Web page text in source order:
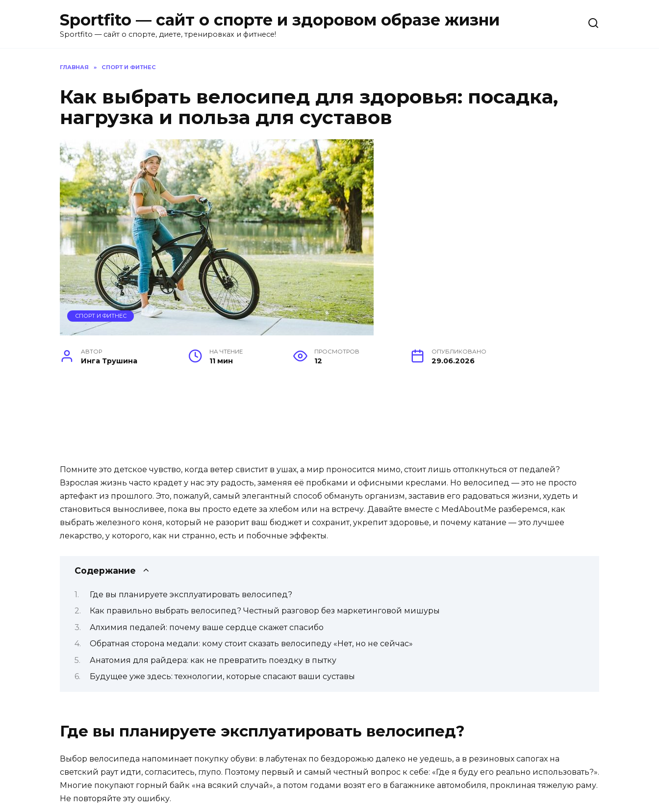
Sportfito — сайт о спорте и здоровом образе жизни
Sportfito — сайт о спорте, диете, тренировках и фитнесе!
ГЛАВНАЯ » СПОРТ И ФИТНЕС
Как выбрать велосипед для здоровья: посадка,
нагрузка и польза для суставов
СПОРТ И ФИТНЕС
АВТОР
Инга Трушина
НА ЧТЕНИЕ
11 мин
ПРОСМОТРОВ
12
ОПУБЛИКОВАНО
29.06.2026
Помните это детское чувство, когда ветер свистит в ушах, а мир проносится мимо, стоит лишь оттолкнуться от педалей?
Взрослая жизнь часто крадет у нас эту радость, заменяя её пробками и офисными креслами. Но велосипед — это не просто
артефакт из прошлого. Это, пожалуй, самый элегантный способ обмануть организм, заставив его радоваться жизни, худеть и
становиться выносливее, пока вы просто едете за хлебом или на встречу. Давайте вместе с MedAboutMe разберемся, как
выбрать железного коня, который не разорит ваш бюджет и сохранит, укрепит здоровье, и почему катание — это лучшее
лекарство, у которого, как ни странно, есть и побочные эффекты.
Содержание
Где вы планируете эксплуатировать велосипед?
Как правильно выбрать велосипед? Честный разговор без маркетинговой мишуры
Алхимия педалей: почему ваше сердце скажет спасибо
Обратная сторона медали: кому стоит сказать велосипеду «Нет, но не сейчас»
Анатомия для райдера: как не превратить поездку в пытку
Будущее уже здесь: технологии, которые спасают ваши суставы
Где вы планируете эксплуатировать велосипед?
Выбор велосипеда напоминает покупку обуви: в лабутенах по бездорожью далеко не уедешь, а в резиновых сапогах на
светский раут идти, согласитесь, глупо. Поэтому первый и самый честный вопрос к себе: «Где я буду его реально использовать?».
Многие покупают горный байк «на всякий случай», а потом годами возят его в багажнике автомобиля, проклиная тяжелую раму.
Не повторяйте эту ошибку.